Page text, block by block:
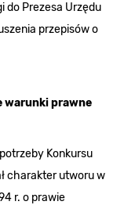
do Prezesa Urzędu
przepisów o
warunki prawne
Konkursu
charakter utworu w
r. o prawie